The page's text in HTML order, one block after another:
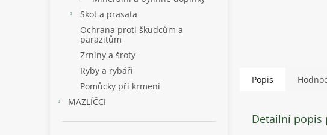
Skot a prasata
Ochrana proti škudcům a
parazitům
Zrniny a šroty
Ryby a rybáři
Pomůcky při krmení
MAZLÍČCI
Popis
Detailní popis